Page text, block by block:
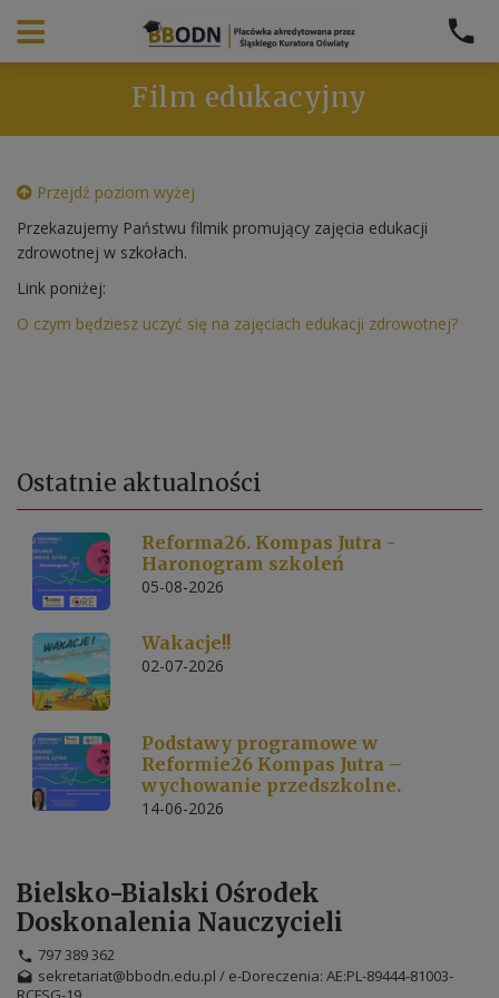
Film edukacyjny
Przejdź poziom wyżej
Przekazujemy Państwu filmik promujący zajęcia edukacji
zdrowotnej w szkołach.
Link poniżej:
O czym będziesz uczyć się na zajęciach edukacji zdrowotnej?
Ostatnie aktualności
Reforma26. Kompas Jutra -
Haronogram szkoleń
05-08-2026
Wakacje!!
02-07-2026
Podstawy programowe w
Reformie26 Kompas Jutra –
wychowanie przedszkolne.
14-06-2026
Bielsko-Bialski Ośrodek
Doskonalenia Nauczycieli
797 389 362
sekretariat@bbodn.edu.pl / e-Doreczenia: AE:PL-89444-81003-